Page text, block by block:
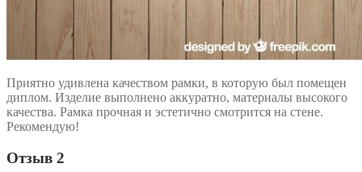
Приятно удивлена качеством рамки, в которую был помещен
диплом. Изделие выполнено аккуратно, материалы высокого
качества. Рамка прочная и эстетично смотрится на стене.
Рекомендую!
Отзыв 2